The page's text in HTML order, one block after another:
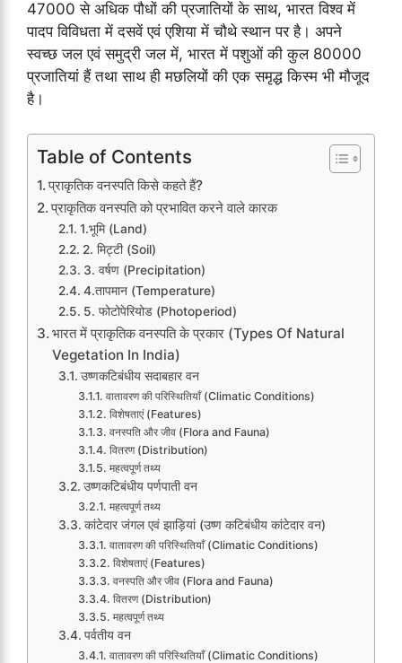
47000 से अधिक पौधों की प्रजातियों के साथ, भारत विश्व में
पादप विविधता में दसवें एवं एशिया में चौथे स्थान पर है। अपने
स्वच्छ जल एवं समुद्री जल में, भारत में पशुओं की कुल 80000
प्रजातियां हैं तथा साथ ही मछलियों की एक समृद्ध किस्म भी मौजूद
है।
Table of Contents
प्राकृतिक वनस्पति किसे कहते हैं?
प्राकृतिक वनस्पति को प्रभावित करने वाले कारक
1.भूमि (Land)
2. मिट्टी (Soil)
3. वर्षण (Precipitation)
4.तापमान (Temperature)
5. फोटोपेरियोड (Photoperiod)
भारत में प्राकृतिक वनस्पति के प्रकार (Types Of Natural
Vegetation In India)
उष्णकटिबंधीय सदाबहार वन
वातावरण की परिस्थितियाँ (Climatic Conditions)
विशेषताएं (Features)
वनस्पति और जीव (Flora and Fauna)
वितरण (Distribution)
महत्वपूर्ण तथ्य
उष्णकटिबंधीय पर्णपाती वन
महत्वपूर्ण तथ्य
कांटेदार जंगल एवं झाड़ियां (उष्ण कटिबंधीय कांटेदार वन)
वातावरण की परिस्थितियाँ (Climatic Conditions)
विशेषताएं (Features)
वनस्पति और जीव (Flora and Fauna)
वितरण (Distribution)
महत्वपूर्ण तथ्य
पर्वतीय वन
वातावरण की परिस्थितियाँ (Climatic Conditions)